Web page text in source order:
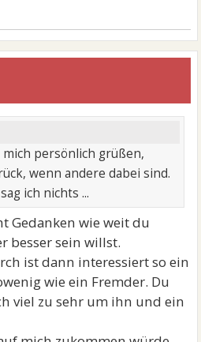
persönlich grüßen,
wenn andere dabei sind.
ich nichts ...
Gedanken wie weit du
besser sein willst.
ist dann interessiert so ein
wie ein Fremder. Du
viel zu sehr um ihn und ein